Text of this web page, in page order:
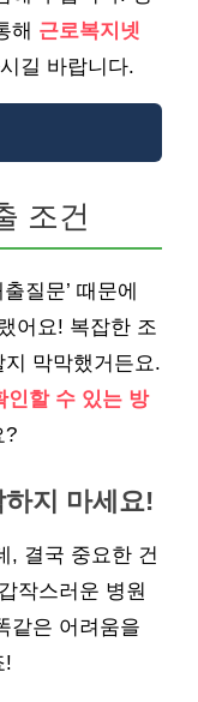
해 근로복지넷
길 바랍니다.
조건
질문’ 때문에
어요! 복잡한 조
막막했거든요.
인할 수 있는 방
?
지 마세요!
, 결국 중요한 건
작스러운 병원
같은 어려움을
!